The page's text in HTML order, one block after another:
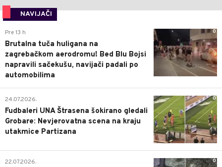
NAVIJAČI
0
Pre 13 h
Brutalna tuča huligana na
zagrebačkom aerodromu! Bed Blu Bojsi
napravili sačekušu, navijači padali po
automobilima
0
24.07.2026.
Fudbaleri UNA Štrasena šokirano gledali
Grobare: Nevjerovatna scena na kraju
utakmice Partizana
0
22.07.2026.